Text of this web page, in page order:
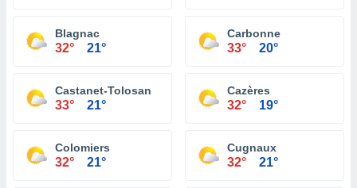
Blagnac
32° 21°
Carbonne
33° 20°
Castanet-Tolosan
33° 21°
Cazères
32° 19°
Colomiers
32° 21°
Cugnaux
32° 21°